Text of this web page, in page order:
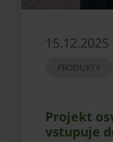
15.12.2025
PRODUKTY
Projekt
vstupuje